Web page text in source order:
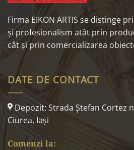
Firma EIKON ARTIS se distinge
și profesionalism atât prin
cât și prin comercializarea
DATE DE CONTACT
Depozit: Strada Ştefan Cortez
Ciurea, Iaşi
Comenzi la: